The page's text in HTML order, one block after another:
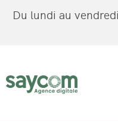
Du lundi au